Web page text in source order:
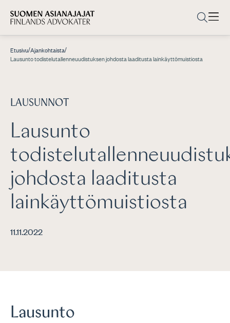
Etusivu/Ajankohtaista/
Lausunto todistelutallenneuudistuksen johdosta laaditusta lainkäyttömuistiosta
LAUSUNNOT
Lausunto
johdosta laaditusta
lainkäyttömuistiosta
11.11.2022
Lausunto